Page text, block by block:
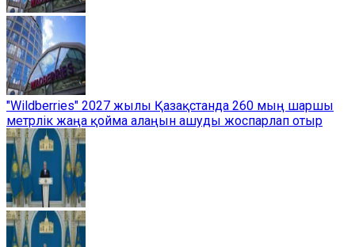
"Wildberries" 2027 жылы Қазақстанда 260 мың шаршы
метрлік жаңа қойма алаңын ашуды жоспарлап отыр